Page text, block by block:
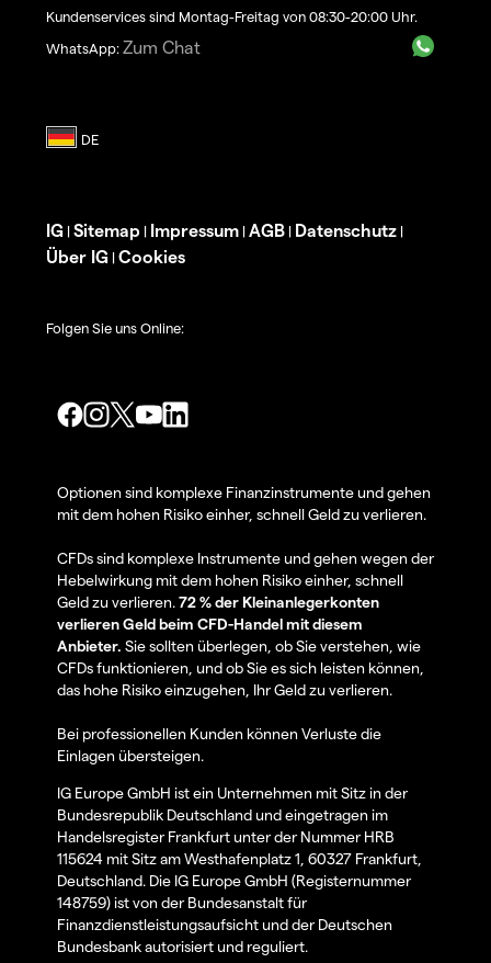
Kundenservices sind Montag-Freitag von 08:30-20:00 Uhr.
WhatsApp: Zum Chat
IG | Sitemap | Impressum | AGB | Datenschutz |
Über IG | Cookies
Folgen Sie uns Online:
Optionen sind komplexe Finanzinstrumente und gehen
mit dem hohen Risiko einher, schnell Geld zu verlieren.
CFDs sind komplexe Instrumente und gehen wegen der
Hebelwirkung mit dem hohen Risiko einher, schnell
Geld zu verlieren.72 % der Kleinanlegerkonten
verlieren Geld beim CFD-Handel mit diesem
Anbieter. Sie sollten überlegen, ob Sie verstehen, wie
CFDs funktionieren, und ob Sie es sich leisten können,
das hohe Risiko einzugehen, Ihr Geld zu verlieren.
Bei professionellen Kunden können Verluste die
Einlagen übersteigen.
IG Europe GmbH ist ein Unternehmen mit Sitz in der
Bundesrepublik Deutschland und eingetragen im
Handelsregister Frankfurt unter der Nummer HRB
115624 mit Sitz am Westhafenplatz 1, 60327 Frankfurt,
Deutschland. Die IG Europe GmbH (Registernummer
148759) ist von der Bundesanstalt für
Finanzdienstleistungsaufsicht und der Deutschen
Bundesbank autorisiert und reguliert.